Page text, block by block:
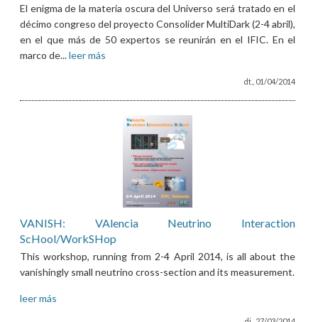
El enigma de la materia oscura del Universo será tratado en el
décimo congreso del proyecto Consolider MultiDark (2-4 abril),
en el que más de 50 expertos se reunirán en el IFIC. En el
marco de...leer más
dt., 01/04/2014
VANISH: VAlencia Neutrino Interaction
ScHool/WorkSHop
This workshop, running from 2-4 April 2014, is all about the
vanishingly small neutrino cross-section and its measurement.
leer más